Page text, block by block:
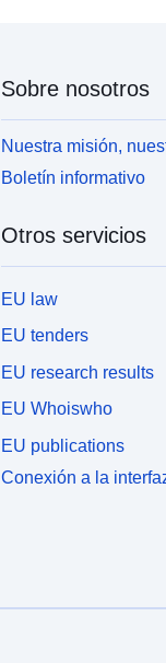
Sobre nosotros
Nuestra misión,
Boletín informativo
Otros servicios
EU law
EU tenders
EU research results
EU Whoiswho
EU publications
Conexión a la